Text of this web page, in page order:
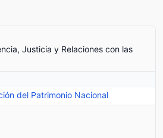
Justicia y Relaciones con las
del Patrimonio Nacional